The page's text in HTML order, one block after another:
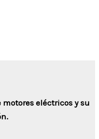
eléctricos y su